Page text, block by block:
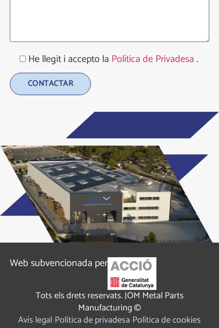
He llegit i accepto la Política de Privadesa.
Web subvencionada per
Tots els drets reservats. JOM Metal Parts
Manufacturing ©
Avís legal Política de privadesa Política de cookies